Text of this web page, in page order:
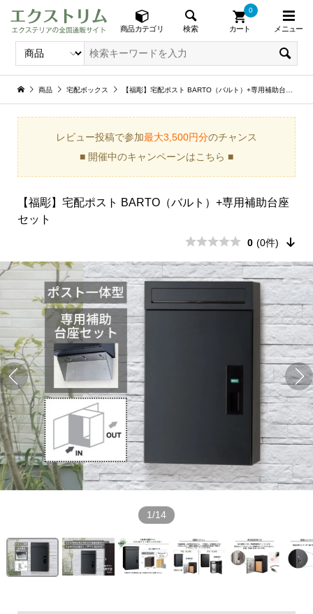
商品カテゴリ 検索 カート
0
メニュー
商品 宅配ボックス 【福彫】宅配ポスト BARTO（バルト）+専用補助台座セット
レビュー投稿で参加最大3,500円分のチャンス
■ 開催中のキャンペーンはこちら ■
【福彫】宅配ポスト BARTO（バルト）+専用補助台座
セット
0 (0件)
1/14